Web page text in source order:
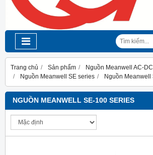
Trang chủ Sản phẩm
Nguồn Meanwell AC-DC
Nguồn Meanwell SE series
Nguồn Meanwell
NGUỒN MEANWELL SE-100 SERIES